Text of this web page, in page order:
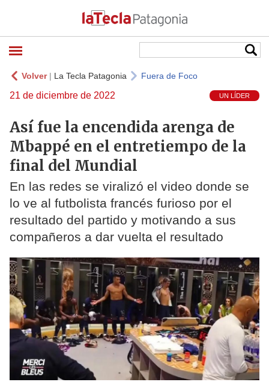
Volver| La Tecla Patagonia Fuera de Foco
21 de diciembre de 2022 UN LÍDER
Así fue la encendida arenga de
Mbappé en el entretiempo de la
final del Mundial
En las redes se viralizó el video donde se
lo ve al futbolista francés furioso por el
resultado del partido y motivando a sus
compañeros a dar vuelta el resultado